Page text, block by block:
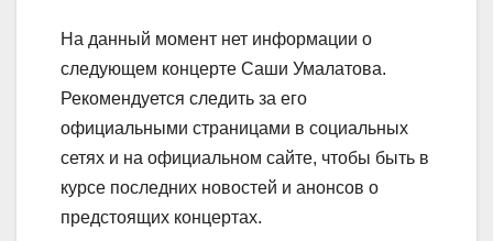
На данный момент нет информации о
следующем концерте Саши Умалатова.
Рекомендуется следить за его
официальными страницами в социальных
сетях и на официальном сайте, чтобы быть в
курсе последних новостей и анонсов о
предстоящих концертах.